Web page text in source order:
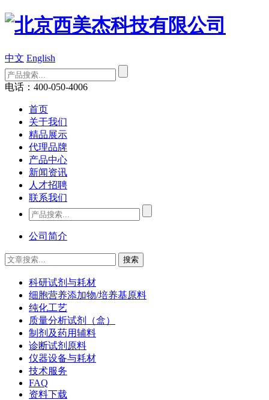
中文 English
电话：400-050-4006
首页
关于我们
精品展示
代理品牌
产品中心
新闻资讯
人才招聘
联系我们
公司简介
科研试剂与耗材
细胞营养添加物/培养基原料
纯化工艺
质量分析试剂（盒）
制剂及药用辅料
诊断试剂原料
仪器设备与耗材
技术服务
FAQ
资料下载